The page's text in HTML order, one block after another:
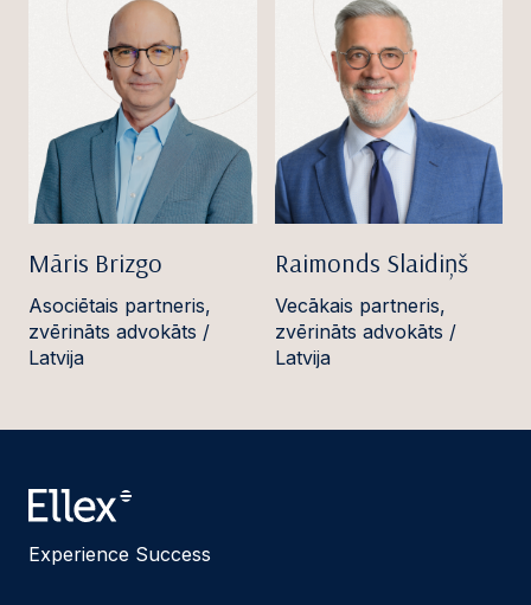
Māris Brizgo
Asociētais partneris,
zvērināts advokāts /
Latvija
Raimonds Slaidiņš
Vecākais partneris,
zvērināts advokāts /
Latvija
Experience Success